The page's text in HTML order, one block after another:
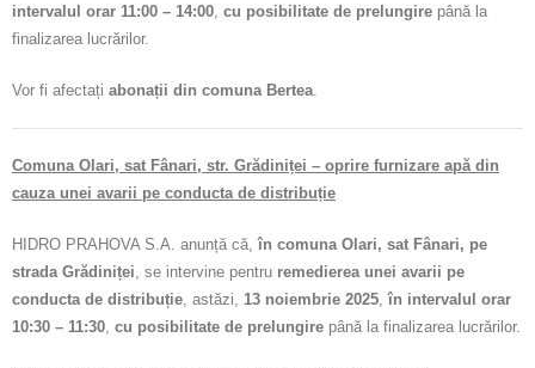
intervalul orar 11:00 – 14:00 cu posibilitate de prelungire până la
finalizarea lucrărilor.
Vor fi afectați abonații din comuna Bertea
Comuna Olari, sat Fânari, str. Grădiniței – oprire furnizare apă din
cauza unei avarii pe conducta de distribuție
HIDRO PRAHOVA S.A. anunță că,în comuna Olari, sat Fânari, pe
strada Grădiniței, se intervine pentru remedierea unei avarii pe
conducta de distribuție, astăzi, 13 noiembrie 2025,în intervalul orar
10:30 – 11:30, cu posibilitate de prelungire până la finalizarea lucrărilor.